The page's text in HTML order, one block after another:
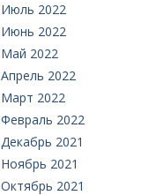
Июль 2022
Июнь 2022
Май 2022
Апрель 2022
Март 2022
Февраль 2022
Декабрь 2021
Ноябрь 2021
Октябрь 2021